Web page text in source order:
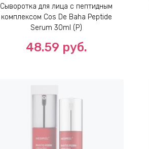
Сыворотка для лица с пептидным
комплексом Cos De Baha Peptide
Serum 30ml (P)
48.59 руб.